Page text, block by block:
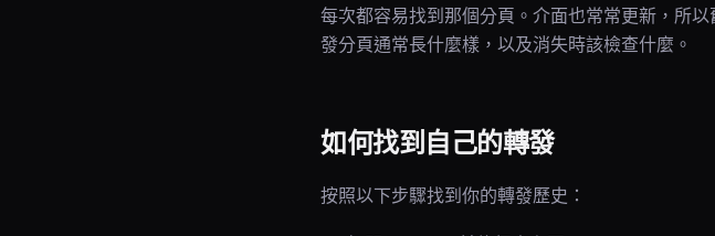
每次都容易找到那個分頁。介面也常常更新，所
發分頁通常長什麼樣，以及消失時該檢查什麼。
如何找到自己的轉發
按照以下步驟找到你的轉發歷史：